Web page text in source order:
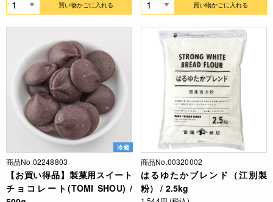
買い物かごに入れる 買い物かごに入れる
冷蔵
商品No.02248803
【お買い得品】製菓用スイート
チョコレート(TOMI SHOU) /
商品No.00320002
はるゆたかブレンド（江別製
粉） / 2.5kg